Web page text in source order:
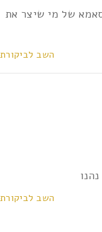
של מי שיצר את
השב לביקורת
השב לביקורת